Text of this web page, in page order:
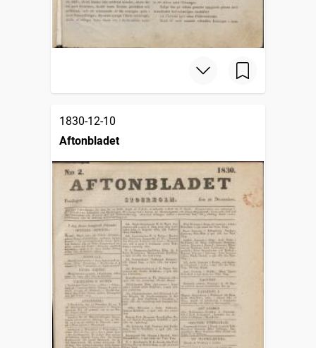
1830-12-10
Aftonbladet